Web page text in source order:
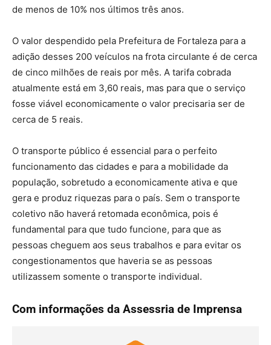
de menos de 10% nos últimos três anos.
O valor despendido pela Prefeitura de Fortaleza para a
adição desses 200 veículos na frota circulante é de cerca
de cinco milhões de reais por mês. A tarifa cobrada
atualmente está em 3,60 reais, mas para que o serviço
fosse viável economicamente o valor precisaria ser de
cerca de 5 reais.
O transporte público é essencial para o perfeito
funcionamento das cidades e para a mobilidade da
população, sobretudo a economicamente ativa e que
gera e produz riquezas para o país. Sem o transporte
coletivo não haverá retomada econômica, pois é
fundamental para que tudo funcione, para que as
pessoas cheguem aos seus trabalhos e para evitar os
congestionamentos que haveria se as pessoas
utilizassem somente o transporte individual.
Com informações da Assessria de Imprensa